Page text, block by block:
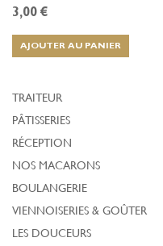
3,00 €
AJOUTER AU PANIER
TRAITEUR
PÂTISSERIES
RÉCEPTION
NOS MACARONS
BOULANGERIE
VIENNOISERIES & GOÛTER
LES DOUCEURS